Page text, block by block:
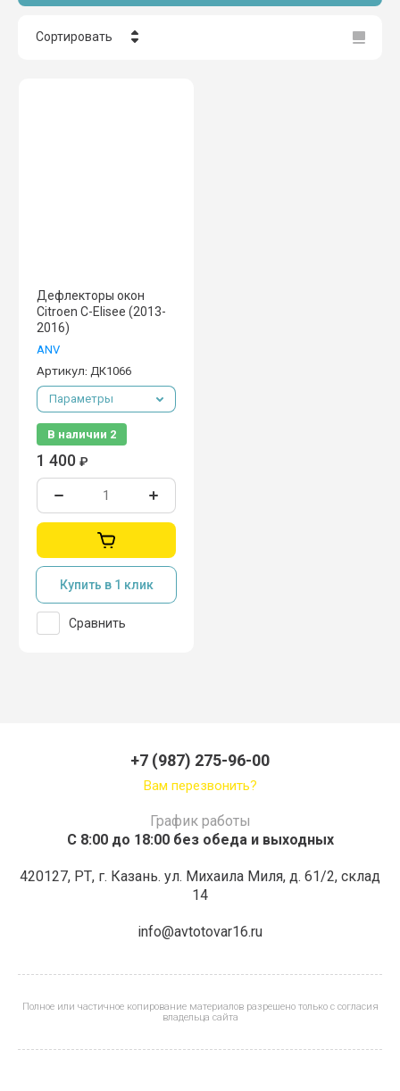
Сортировать
Дефлекторы окон
Citroen C-Elisee (2013-
2016)
ANV
Артикул: ДК1066
Параметры
В наличии 2
1 400 ₽
Купить в 1 клик
Сравнить
+7 (987) 275-96-00
Вам перезвонить?
График работы
С 8:00 до 18:00 без обеда и выходных
420127, РТ, г. Казань. ул. Михаила Миля, д. 61/2, склад
14
info@avtotovar16.ru
Полное или частичное копирование материалов разрешено только с согласия
владельца сайта